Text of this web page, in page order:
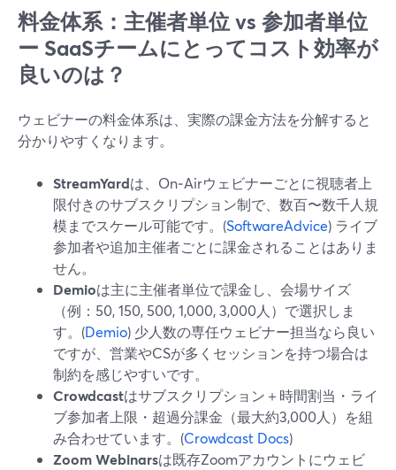
料金体系：主催者単位 vs 参加者単位
ー SaaSチームにとってコスト効率が
良いのは？
ウェビナーの料金体系は、実際の課金方法を分解すると
分かりやすくなります。
StreamYardは、On‑Airウェビナーごとに視聴者上
限付きのサブスクリプション制で、数百〜数千人規
模までスケール可能です。(SoftwareAdvice) ライブ
参加者や追加主催者ごとに課金されることはありま
せん。
Demioは主に主催者単位で課金し、会場サイズ
（例：50, 150, 500, 1,000, 3,000人）で選択しま
す。(Demio) 少人数の専任ウェビナー担当なら良い
ですが、営業やCSが多くセッションを持つ場合は
制約を感じやすいです。
Crowdcastはサブスクリプション＋時間割当・ライ
ブ参加者上限・超過分課金（最大約3,000人）を組
み合わせています。(Crowdcast Docs)
Zoom Webinarsは既存Zoomアカウントにウェビ